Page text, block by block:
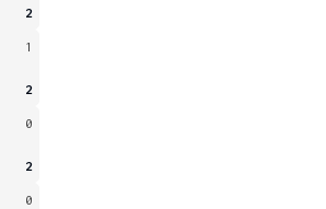
2
1
2
0
2
0